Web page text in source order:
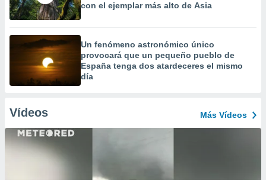
con el ejemplar más alto de Asia
Un fenómeno astronómico único
provocará que un pequeño pueblo de
España tenga dos atardeceres el mismo
día
Vídeos Más Vídeos